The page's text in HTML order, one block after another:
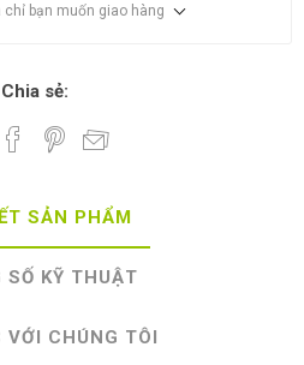
bạn muốn giao hàng
Chia sẻ:
SẢN PHẨM
SỐ KỸ THUẬT
VỚI CHÚNG TÔI